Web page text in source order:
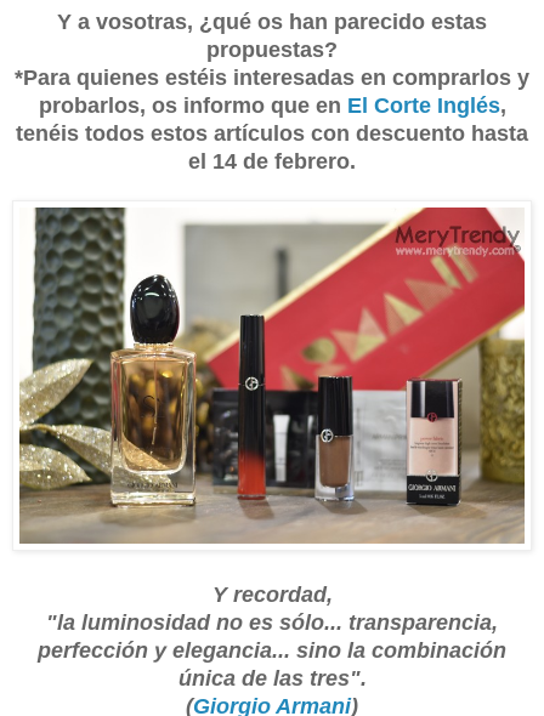
Y a vosotras, ¿qué os han parecido estas
propuestas?
*Para quienes estéis interesadas en comprarlos y
probarlos, os informo que en El Corte Inglés,
tenéis todos estos artículos con descuento hasta
el 14 de febrero.
Y recordad,
"la luminosidad no es sólo... transparencia,
perfección y elegancia... sino la combinación
única de las tres".
(Giorgio Armani)